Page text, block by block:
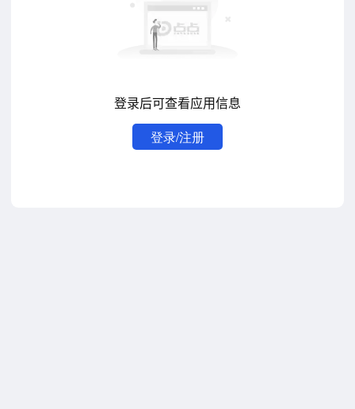
登录后可查看应用信息
登录/注册